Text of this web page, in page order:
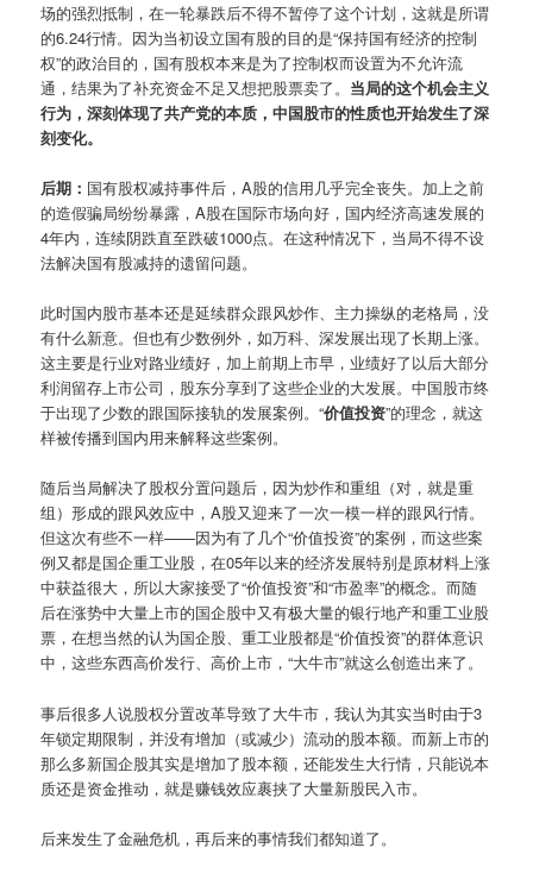
场的强烈抵制，在一轮暴跌后不得不暂停了这个计划，这就是所谓
的6.24行情。因为当初设立国有股的目的是“保持国有经济的控制
权”的政治目的，国有股权本来是为了控制权而设置为不允许流
通，结果为了补充资金不足又想把股票卖了。 当局的这个机会主义
行为，深刻体现了共产党的本质，中国股市的性质也开始发生了深
刻变化。
后期： 国有股权减持事件后，A股的信用几乎完全丧失。加上之前
的造假骗局纷纷暴露，A股在国际市场向好，国内经济高速发展的
4年内，连续阴跌直至跌破1000点。在这种情况下，当局不得不设
法解决国有股减持的遗留问题。
此时国内股市基本还是延续群众跟风炒作、主力操纵的老格局，没
有什么新意。但也有少数例外，如万科、深发展出现了长期上涨。
这主要是行业对路业绩好，加上前期上市早，业绩好了以后大部分
利润留存上市公司，股东分享到了这些企业的大发展。中国股市终
于出现了少数的跟国际接轨的发展案例。“价值投资”的理念，就这
样被传播到国内用来解释这些案例。
随后当局解决了股权分置问题后，因为炒作和重组（对，就是重
组）形成的跟风效应中，A股又迎来了一次一模一样的跟风行情。
但这次有些不一样——因为有了几个“价值投资”的案例，而这些案
例又都是国企重工业股，在05年以来的经济发展特别是原材料上涨
中获益很大，所以大家接受了“价值投资”和“市盈率”的概念。而随
后在涨势中大量上市的国企股中又有极大量的银行地产和重工业股
票，在想当然的认为国企股、重工业股都是“价值投资”的群体意识
中，这些东西高价发行、高价上市，“大牛市”就这么创造出来了。
事后很多人说股权分置改革导致了大牛市，我认为其实当时由于3
年锁定期限制，并没有增加（或减少）流动的股本额。而新上市的
那么多新国企股其实是增加了股本额，还能发生大行情，只能说本
质还是资金推动，就是赚钱效应裹挟了大量新股民入市。
后来发生了金融危机，再后来的事情我们都知道了。